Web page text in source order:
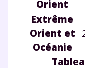
Orient
Extrême
Orient et
Océanie